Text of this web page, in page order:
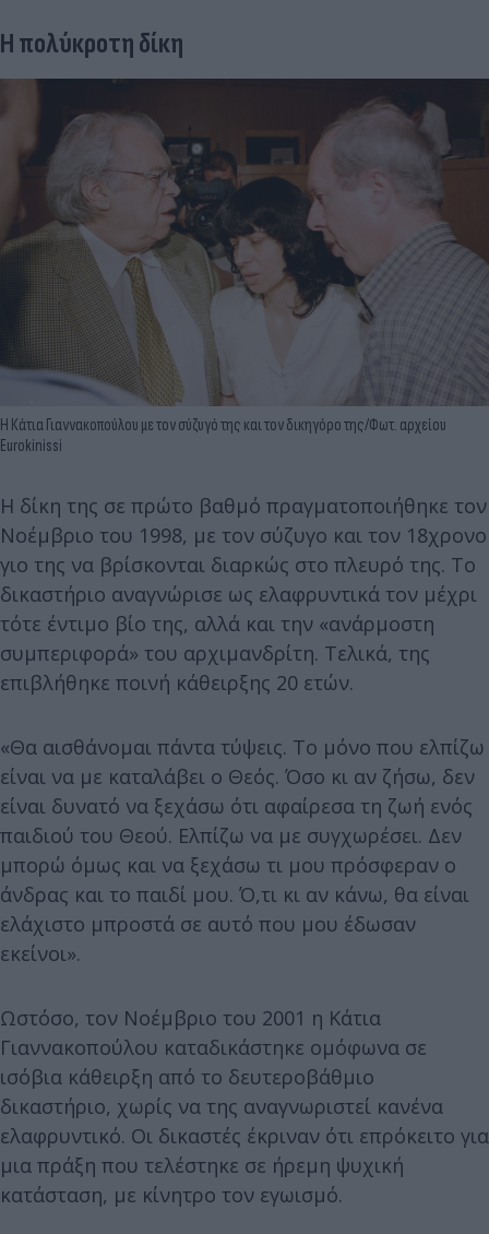
Η πολύκροτη δίκη
Η Κάτια Γιαννακοπούλου με τον σύζυγό της και τον δικηγόρο της/Φωτ. αρχείου
Eurokinissi
Η δίκη της σε πρώτο βαθμό πραγματοποιήθηκε τον
Νοέμβριο του 1998, με τον σύζυγο και τον 18χρονο
γιο της να βρίσκονται διαρκώς στο πλευρό της. Το
δικαστήριο αναγνώρισε ως ελαφρυντικά τον μέχρι
τότε έντιμο βίο της, αλλά και την «ανάρμοστη
συμπεριφορά» του αρχιμανδρίτη. Τελικά, της
επιβλήθηκε ποινή κάθειρξης 20 ετών.
«Θα αισθάνομαι πάντα τύψεις. Το μόνο που ελπίζω
είναι να με καταλάβει ο Θεός. Όσο κι αν ζήσω, δεν
είναι δυνατό να ξεχάσω ότι αφαίρεσα τη ζωή ενός
παιδιού του Θεού. Ελπίζω να με συγχωρέσει. Δεν
μπορώ όμως και να ξεχάσω τι μου πρόσφεραν ο
άνδρας και το παιδί μου. Ό,τι κι αν κάνω, θα είναι
ελάχιστο μπροστά σε αυτό που μου έδωσαν
εκείνοι».
Ωστόσο, τον Νοέμβριο του 2001 η Κάτια
Γιαννακοπούλου καταδικάστηκε ομόφωνα σε
ισόβια κάθειρξη από το δευτεροβάθμιο
δικαστήριο, χωρίς να της αναγνωριστεί κανένα
ελαφρυντικό. Οι δικαστές έκριναν ότι επρόκειτο για
μια πράξη που τελέστηκε σε ήρεμη ψυχική
κατάσταση, με κίνητρο τον εγωισμό.